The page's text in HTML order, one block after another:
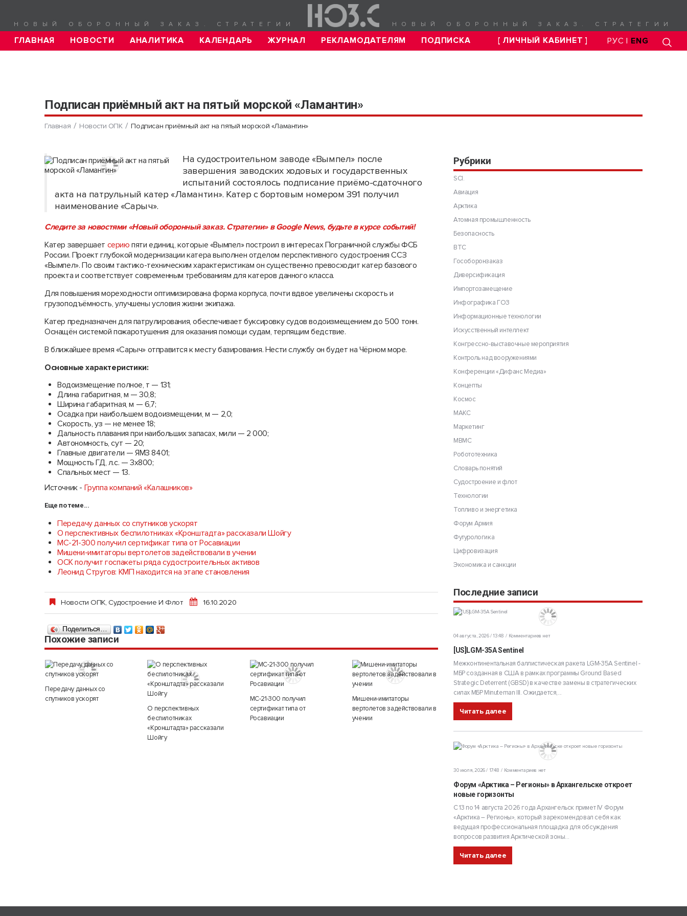
НОВЫЙ ОБОРОННЫЙ ЗАКАЗ. СТРАТЕГИИ НОВЫЙ ОБОРОННЫЙ ЗАКАЗ. СТРАТЕГИИ
ГЛАВНАЯ НОВОСТИ АНАЛИТИКА КАЛЕНДАРЬ ЖУРНАЛ РЕКЛАМОДАТЕЛЯМ ПОДПИСКА [ ЛИЧНЫЙ КАБИНЕТ ] РУС | ENG
Подписан приёмный акт на пятый морской «Ламантин»
Главная Новости ОПК Подписан приёмный акт на пятый морской «Ламантин»
На судостроительном заводе «Вымпел» после
завершения заводских ходовых и государственных
испытаний состоялось подписание приёмо-сдаточного
акта на патрульный катер «Ламантин». Катер с бортовым номером 391 получил
наименование «Сарыч».
Следите за новостями «Новый оборонный заказ. Стратегии» в Google News, будьте в курсе событий!
Катер завершает сериюпяти единиц, которые «Вымпел» построил в интересах Пограничной службы ФСБ
России. Проект глубокой модернизации катера выполнен отделом перспективного судостроения ССЗ
«Вымпел». По своим тактико-техническим характеристикам он существенно превосходит катер базового
проекта и соответствует современным требованиям для катеров данного класса.
Для повышения мореходности оптимизирована форма корпуса, почти вдвое увеличены скорость и
грузоподъёмность, улучшены условия жизни экипажа.
Катер предназначен для патрулирования, обеспечивает буксировку судов водоизмещением до 500 тонн.
Оснащён системой пожаротушения для оказания помощи судам, терпящим бедствие.
В ближайшее время «Сарыч» отправится к месту базирования. Нести службу он будет на Чёрном море.
Основные характеристики:
Водоизмещение полное, т — 131;
Длина габаритная, м — 30,8;
Ширина габаритная, м — 6,7;
Осадка при наибольшем водоизмещении, м — 2,0;
Скорость, уз — не менее 18;
Дальность плавания при наибольших запасах, мили — 2 000;
Автономность, сут — 20;
Главные двигатели — ЯМЗ 8401;
Мощность ГД, л.с. — 3х800;
Спальных мест — 13​.
Источник - Группа компаний «Калашников»
Еще по теме...
Передачу данных со спутников ускорят
О перспективных беспилотниках «Кронштадта» рассказали Шойгу
МС-21-300 получил сертификат типа от Росавиации
Мишени-имитаторы вертолетов задействовали в учении
ОСК получит госпакеты ряда судостроительных активов
Леонид Стругов: КМП находится на этапе становления
Новости ОПК,Судостроение И Флот 16.10.2020
Поделиться…
Похожие записи
Передачу данных со
спутников ускорят
О перспективных
беспилотниках
«Кронштадта» рассказали
Шойгу
МС-21-300 получил
сертификат типа от
Росавиации
Мишени-имитаторы
вертолетов задействовали в
учении
Рубрики
SCI.
Авиация
Арктика
Атомная промышленность
Безопасность
ВТС
Гособоронзаказ
Диверсификация
Импортозамещение
Инфографика ГОЗ
Информационные технологии
Искусственный интеллект
Конгрессно-выставочные мероприятия
Контроль над вооружениями
Конференции «Дифанс Медиа»
Концепты
Космос
МАКС
Маркетинг
МВМС
Робототехника
Словарь понятий
Судостроение и флот
Технологии
Топливо и энергетика
Форум Армия
Футурологика
Цифровизация
Экономика и санкции
Последние записи
04 августа, 2026 / 13:48 Комментариев нет
[US]LGM-35A Sentinel
Межконтинентальная баллистическая ракета LGM-35A Sentinel -
МБР созданная в США в рамках программы Ground Based
Strategic Deterrent (GBSD) в качестве замены в стратегических
силах МБР Minuteman III. Ожидается,...
Читать далее
30 июля, 2026 / 17:48 Комментариев нет
Форум «Арктика – Регионы» в Архангельске откроет
новые горизонты
С 13 по 14 августа 2026 года Архангельск примет IV Форум
«Арктика – Регионы», который зарекомендовал себя как
ведущая профессиональная площадка для обсуждения
вопросов развития Арктической зоны...
Читать далее